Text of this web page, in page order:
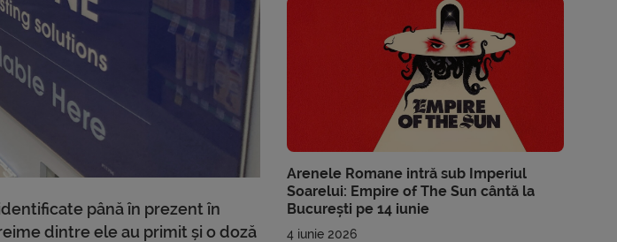
până în prezent în
dintre ele au primit și o doză
Arenele Romane intră sub Imperiul
Soarelui: Empire of The Sun cântă la
București pe 14 iunie
4 iunie 2026